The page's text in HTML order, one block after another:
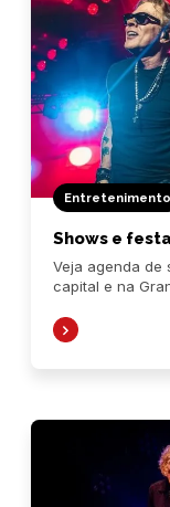
Entretenimento
Shows e
Veja agenda de
capital e na